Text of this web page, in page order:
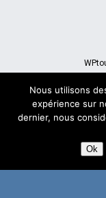
Nous utilisons
expérience sur
dernier, nous
Ok